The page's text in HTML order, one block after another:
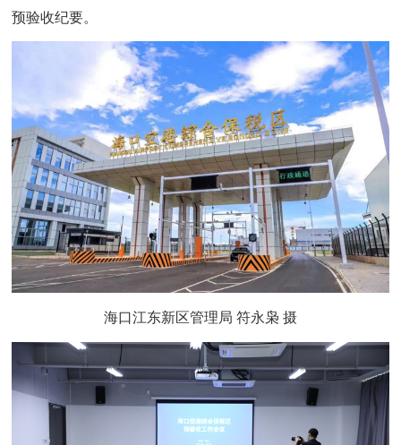
预验收纪要。
海口江东新区管理局 符永枭 摄